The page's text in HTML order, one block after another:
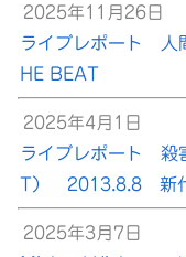
2025年11月26日
ライブレポート
HE BEAT
2025年4月1日
ライブレポート 殺
T） 2013.8.8 新
2025年3月7日